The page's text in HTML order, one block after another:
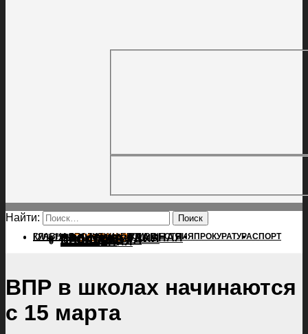
Найти:
ГЛАВНАЯПОЛИТИКАПРОИСШЕСТВИЯ ПРОКУРАТУРАСПОРТ
КУЛЬТУРАПОСЕЛЕНИЯГЛАВНАЯ
ПОЛИТИКА
ПРОИСШЕСТВИЯ
ПРОКУРАТУРА
СПОРТ
КУЛЬТУРА
ПОСЕЛЕНИЯ
ВПР в школах начинаются
с 15 марта